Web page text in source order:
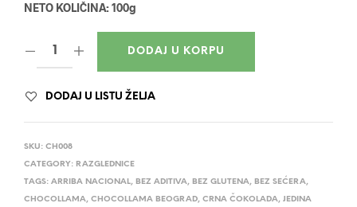
NETO KOLIČINA: 100g
DODAJ U KORPU
DODAJ U LISTU ŽELJA
SKU: CH008
CATEGORY: RAZGLEDNICE
TAGS: ARRIBA NACIONAL, BEZ ADITIVA, BEZ GLUTENA, BEZ SEĆERA,
CHOCOLLAMA, CHOCOLLAMA BEOGRAD, CRNA ČOKOLADA, JEDINA